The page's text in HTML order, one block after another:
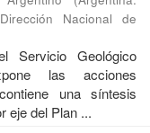
Nacional de
Servicio Geológico
las acciones
una síntesis
eje del Plan ...